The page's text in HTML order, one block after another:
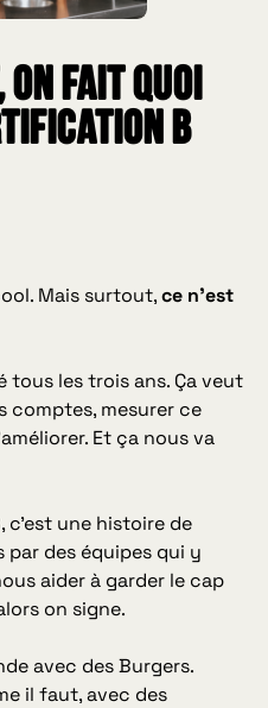
on fait quoi
B
Mais surtout,ce n’est
tous les trois ans. Ça veut
comptes, mesurer ce
Et ça nous va
c’est une histoire de
par des équipes qui y
aider à garder le cap
on signe.
avec des Burgers.
il faut, avec des